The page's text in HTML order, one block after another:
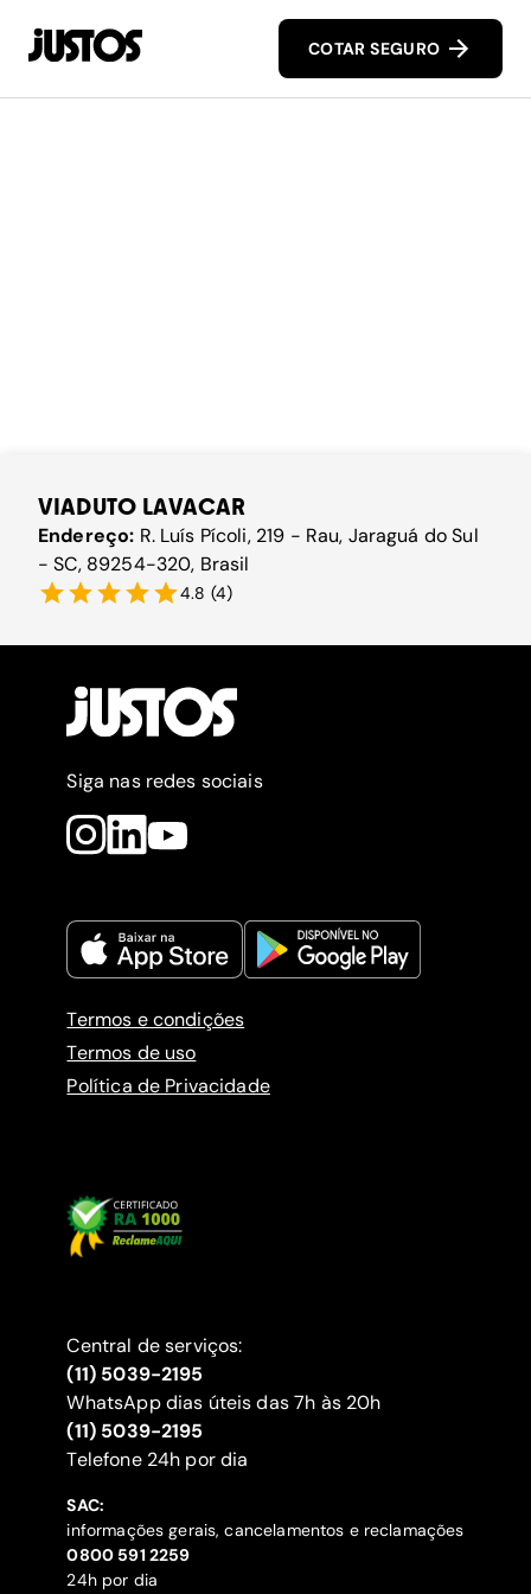
COTAR SEGURO
VIADUTO LAVACAR
Endereço: R. Luís Pícoli, 219 - Rau, Jaraguá do Sul
- SC, 89254-320, Brasil
4.8 (4)
Siga nas redes sociais
Termos e condições
Termos de uso
Política de Privacidade
Central de serviços:
(11) 5039-2195
WhatsApp dias úteis das 7h às 20h
(11) 5039-2195
‍Telefone 24h por dia
SAC:
informações gerais, cancelamentos e reclamações
‍0800 591 2259
24h por dia